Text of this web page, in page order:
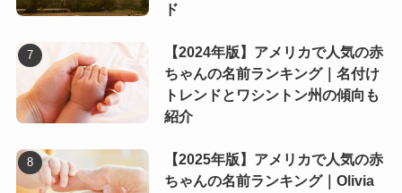
ド
【2024年版】アメリカで人気の赤
ちゃんの名前ランキング｜名付け
トレンドとワシントン州の傾向も
紹介
【2025年版】アメリカで人気の赤
ちゃんの名前ランキング｜Olivia